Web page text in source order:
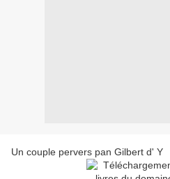
Un couple pervers pan Gilbert d' Y